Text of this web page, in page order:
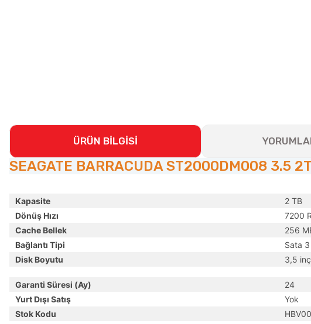
ÜRÜN BİLGİSİ
SEAGATE BARRACUDA ST2000DM008 3.5
Kapasite
2 TB
Dönüş Hızı
7200
Cache Bellek
256
Bağlantı Tipi
Sata 3
Disk Boyutu
3,5 inç
Garanti Süresi (Ay)
24
Yurt Dışı Satış
Yok
Stok Kodu